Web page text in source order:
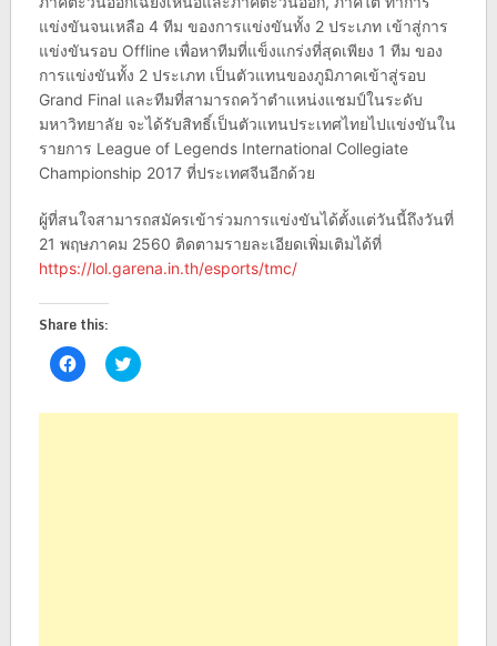
แข่งขันจนเหลือ 4 ทีม ของการแข่งขันทั้ง 2 ประเภท เข้าสู่การ
แข่งขันรอบ Offline เพื่อหาทีมที่แข็งแกร่งที่สุดเพียง 1 ทีม ของ
การแข่งขันทั้ง 2 ประเภท เป็นตัวแทนของภูมิภาคเข้าสู่รอบ
Grand Final และทีมที่สามารถคว้าตำแหน่งแชมป์ในระดับ
มหาวิทยาลัย จะได้รับสิทธิ์เป็นตัวแทนประเทศไทยไปแข่งขันใน
รายการ League of Legends International Collegiate
Championship 2017 ที่ประเทศจีนอีกด้วย
ผู้ที่สนใจสามารถสมัครเข้าร่วมการแข่งขันได้ตั้งแต่วันนี้ถึงวันที่
21 พฤษภาคม 2560 ติดตามรายละเอียดเพิ่มเติมได้ที่
https://lol.garena.in.th/esports/tmc/
Share this:
Click
to
Facebook
Click
to
Twitter